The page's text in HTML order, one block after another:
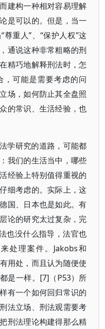
建构一种相对容易理解
是可以的。但是，当一
重人”、“保护人权”这
通说这种非常粗略的刑
精巧地解释刑法时，怎
可能是需要考虑的问
场，如何防止其全盘照
的常识、生活经验，也
学研究的道路，可能都
我们的生活当中，哪些
经验上特别值得重视的
细考虑的。实际上，这
国、日本也是如此。有
论的研究太过复杂，完
也没什么指导，法官也
处理案件。Jakobs和
用处，而且认为随便使
是一样。[7]（P53）所
有一个如何回归常识的
法立场、刑法观需要考
刑法理论构建得那么精